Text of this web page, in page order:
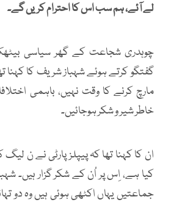
لے آئے، ہم سب اس کا احترام کریں گے۔
چوہدری شجاعت کے گھر سیاسی
گفتگو کرتے ہوئے شہباز شریف کا کہنا
مارچ کرنے کا وقت نہیں، باہمی
خاطر شیر و شکر ہوجائیں۔
ان کا کہنا تھا کہ پیپلز پارٹی نے ن
کیا ہے، اِس پر اُن کے شکر گزار ہیں۔
جماعتیں یہاں اکٹھی ہوئی ہیں وہ دو